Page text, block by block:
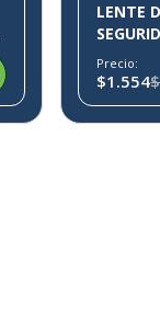
LENTE
X IX10
Precio:
$1.554